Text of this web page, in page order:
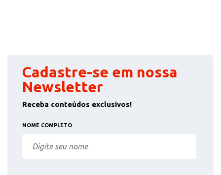
Cadastre-se em nossa
Newsletter
Receba conteúdos exclusivos!
NOME COMPLETO